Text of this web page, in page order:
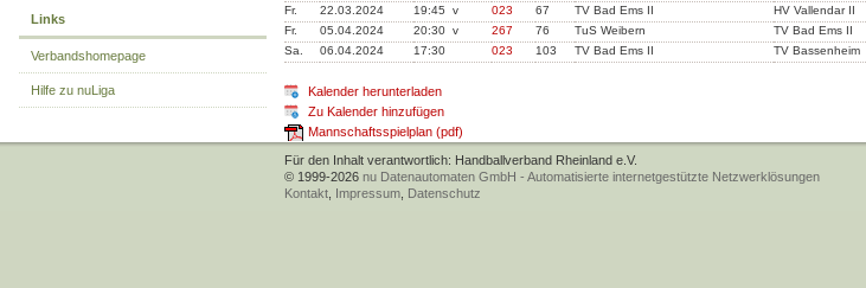
Links
Verbandshomepage
Hilfe zu nuLiga
Fr.
22.03.2024 19:45 v 023 67 TV Bad Ems II HV Vallendar II
Fr.
05.04.2024 20:30 v 267 76 TuS Weibern TV Bad Ems II
Sa.
06.04.2024 17:30 023 103 TV Bad Ems II TV Bassenheim
Kalender herunterladen
Zu Kalender hinzufügen
Mannschaftsspielplan (pdf)
Für den Inhalt verantwortlich: Handballverband Rheinland e.V.
© 1999-2026 nu Datenautomaten GmbH - Automatisierte internetgestützte Netzwerklösungen
Kontakt Impressum Datenschutz